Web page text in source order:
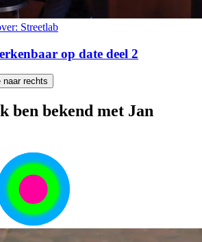
Streetlab
op date deel 2
naar rechts
ben bekend met Jan